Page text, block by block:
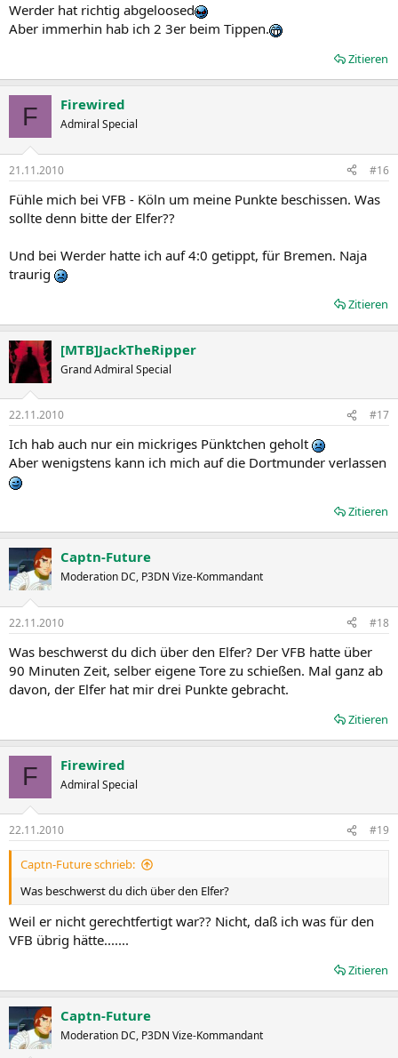
Werder hat richtig abgeloosed
Aber immerhin hab ich 2 3er beim Tippen.
Zitieren
F Firewired
Admiral Special
21.11.2010 #16
Fühle mich bei VFB - Köln um meine Punkte beschissen. Was
sollte denn bitte der Elfer??
Und bei Werder hatte ich auf 4:0 getippt, für Bremen. Naja
traurig
Zitieren
[MTB]JackTheRipper
Grand Admiral Special
22.11.2010 #17
Ich hab auch nur ein mickriges Pünktchen geholt
Aber wenigstens kann ich mich auf die Dortmunder verlassen
Zitieren
Captn-Future
Moderation DC, P3DN Vize-Kommandant
22.11.2010 #18
Was beschwerst du dich über den Elfer? Der VFB hatte über
90 Minuten Zeit, selber eigene Tore zu schießen. Mal ganz ab
davon, der Elfer hat mir drei Punkte gebracht.
Zitieren
F Firewired
Admiral Special
22.11.2010 #19
Captn-Future schrieb:
Was beschwerst du dich über den Elfer?
Weil er nicht gerechtfertigt war?? Nicht, daß ich was für den
VFB übrig hätte.......
Zitieren
Captn-Future
Moderation DC, P3DN Vize-Kommandant